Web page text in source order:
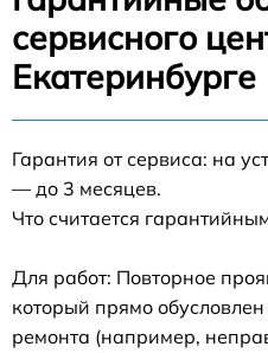
сервисного
Екатеринбурге
Гарантия от сервиса: на
— до 3 месяцев.
Что считается
Для работ: Повторное
который прямо
ремонта (например,